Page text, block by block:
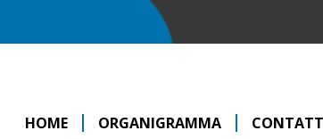
HOME ORGANIGRAMMA